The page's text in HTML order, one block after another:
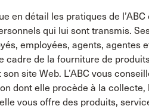
en détail les pratiques de
qui lui sont transmis.
employées, agents, agentes
cadre de la fourniture de
site Web. L’ABC vous
dont elle procède à la
vous offre des produits,